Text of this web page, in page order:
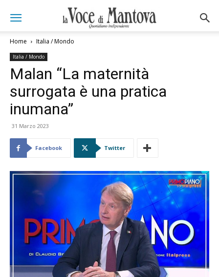
Home Italia / Mondo
Italia / Mondo
Malan “La maternità
surrogata è una pratica
inumana”
31 Marzo 2023
Facebook Twitter